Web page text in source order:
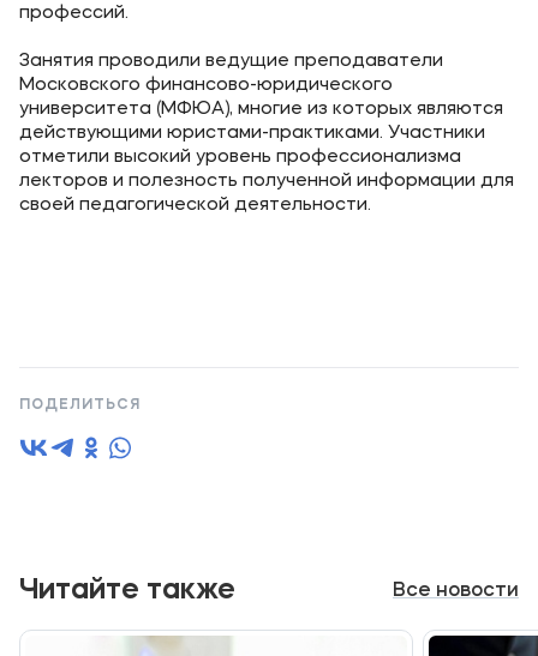
профессий.
Занятия проводили ведущие преподаватели
Московского финансово-юридического
университета (МФЮА), многие из которых являются
действующими юристами-практиками. Участники
отметили высокий уровень профессионализма
лекторов и полезность полученной информации для
своей педагогической деятельности.
ПОДЕЛИТЬСЯ
Читайте также Все новости